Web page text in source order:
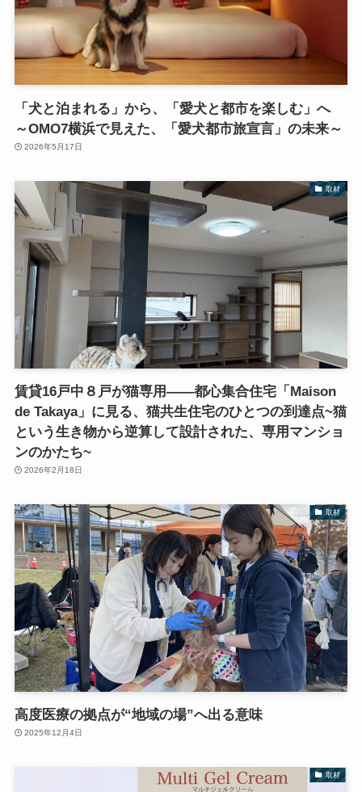
「犬と泊まれる」から、「愛犬と都市を楽しむ」へ
～OMO7横浜で見えた、「愛犬都市旅宣言」の未来～
2026年5月17日
取材
賃貸16戸中８戸が猫専用――都心集合住宅「Maison
de Takaya」に見る、猫共生住宅のひとつの到達点~猫
という生き物から逆算して設計された、専用マンショ
ンのかたち~
2026年2月18日
取材
高度医療の拠点が“地域の場”へ出る意味
2025年12月4日
取材